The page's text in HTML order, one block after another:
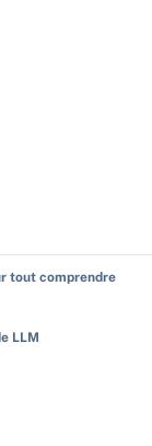
tout comprendre
LLM